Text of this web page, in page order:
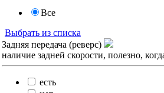
Все
Выбрать из списка
Задняя передача (реверс)
наличие задней скорости, полезно,
есть